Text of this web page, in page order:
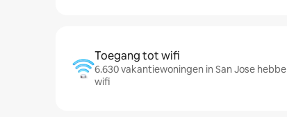
Toegang tot wifi
6.630 vakantiewoningen in San Jose
wifi